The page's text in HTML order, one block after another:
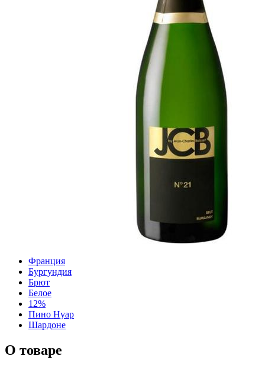
Франция
Бургундия
Брют
Белое
12%
Пино Нуар
Шардоне
О товаре